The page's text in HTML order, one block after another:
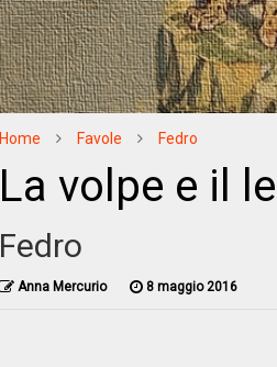
Home Favole Fedro
La volpe e il
Fedro
Anna Mercurio 8 maggio 2016